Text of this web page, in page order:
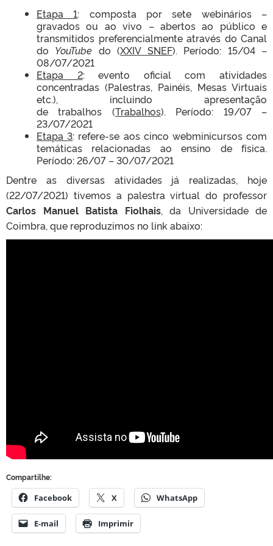
Etapa 1: composta por sete webinários –
gravados ou ao vivo – abertos ao público e
transmitidos preferencialmente através do Canal
do YouTube do (XXIV SNEF). Período: 15/04 –
08/07/2021
Etapa 2: evento oficial com atividades
concentradas (Palestras, Painéis, Mesas Virtuais
etc.), incluindo apresentação
de trabalhos (Trabalhos). Período: 19/07 –
23/07/2021
Etapa 3: refere-se aos cinco webminicursos com
temáticas relacionadas ao ensino de física.
Período: 26/07 – 30/07/2021
Dentre as diversas atividades já realizadas, hoje
(22/07/2021) tivemos a palestra virtual do professor
Carlos Manuel Batista Fiolhais, da Universidade de
Coimbra, que reproduzimos no link abaixo:
Compartilhe:
Facebook X WhatsApp
E-mail Imprimir